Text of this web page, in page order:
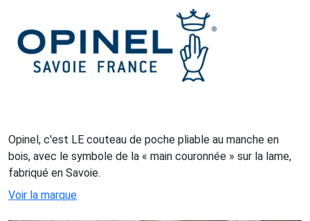
Opinel, c'est LE couteau de poche pliable au manche en
bois, avec le symbole de la « main couronnée » sur la lame,
fabriqué en Savoie.
Voir la marque